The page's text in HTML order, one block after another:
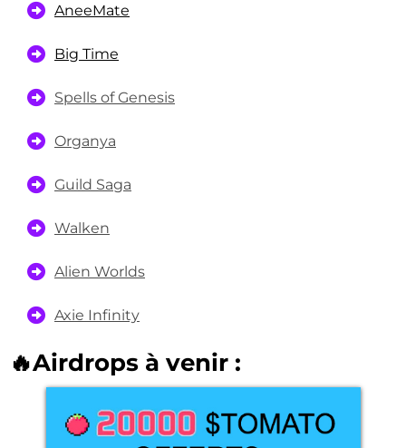
AneeMate
Big Time
Spells of Genesis
Organya
Guild Saga
Walken
Alien Worlds
Axie Infinity
🔥Airdrops à venir :